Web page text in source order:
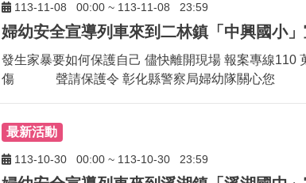
113-11-08 00:00~ 113-11-08 23:59
發生家暴要如何保護自己 儘快離開現場 報案專線110
傷 聲請保護令 彰化縣警察局婦幼隊關心您
最新活動
113-10-30 00:00~ 113-10-30 23:59